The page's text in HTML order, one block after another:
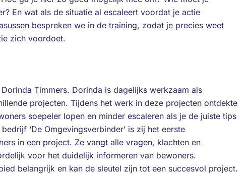
En wat als de situatie al escaleert voordat je actie
bespreken we in de training, zodat je precies weet
zich voordoet.
Timmers. Dorinda is dagelijks werkzaam als
projecten. Tijdens het werk in deze projecten ontdekte
soepeler lopen en minder escaleren als je de juiste tips
‘De Omgevingsverbinder’ is zij het eerste
in een project. Ze vangt alle vragen, klachten en
voor het duidelijk informeren van bewoners.
belangrijk en kan de sleutel zijn tot een succesvol project.